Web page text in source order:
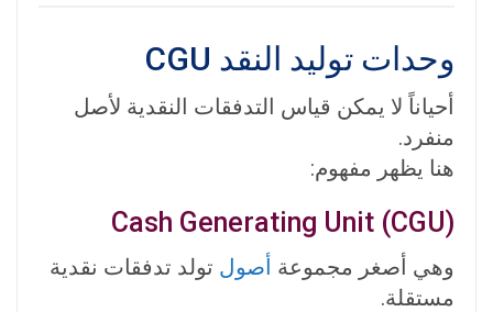
وحدات توليد النقد CGU
أحياناً لا يمكن قياس التدفقات النقدية لأصل
منفرد.
هنا يظهر مفهوم:
Cash Generating Unit (CGU)
وهي أصغر مجموعة أصول تولد تدفقات نقدية
مستقلة.